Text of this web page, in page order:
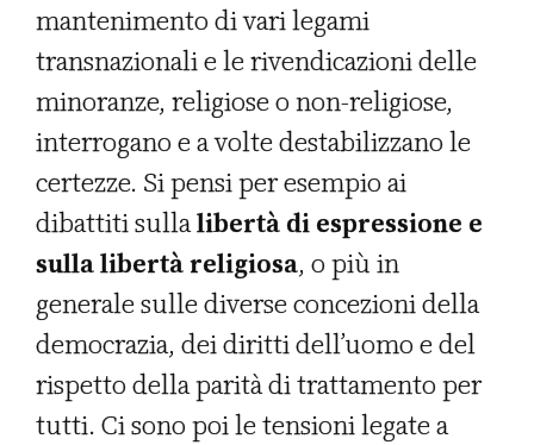
mantenimento di vari legami
transnazionali e le rivendicazioni delle
minoranze, religiose o non-religiose,
interrogano e a volte destabilizzano le
certezze. Si pensi per esempio ai
dibattiti sullalibertà di espressione e
sulla libertà religiosa, o più in
generale sulle diverse concezioni della
democrazia, dei diritti dell’uomo e del
rispetto della parità di trattamento per
tutti. Ci sono poi le tensioni legate a